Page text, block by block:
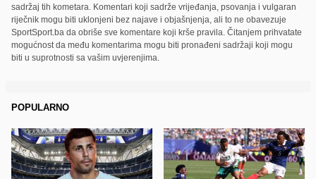
sadržaj tih kometara. Komentari koji sadrže vrijeđanja, psovanja i vulgaran
riječnik mogu biti uklonjeni bez najave i objašnjenja, ali to ne obavezuje
SportSport.ba da obriše sve komentare koji krše pravila. Čitanjem prihvatate
mogućnost da među komentarima mogu biti pronađeni sadržaji koji mogu
biti u suprotnosti sa vašim uvjerenjima.
POPULARNO